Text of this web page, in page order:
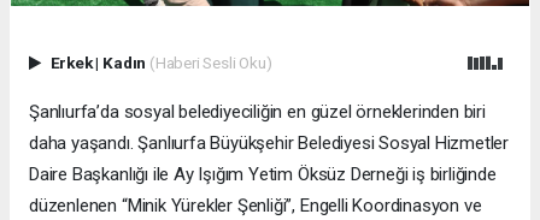
Erkek| Kadın (Haberi Sesli Oku)
Şanlıurfa’da sosyal belediyeciliğin en güzel örneklerinden biri
daha yaşandı. Şanlıurfa Büyükşehir Belediyesi Sosyal Hizmetler
Daire Başkanlığı ile Ay Işığım Yetim Öksüz Derneği iş birliğinde
düzenlenen “Minik Yürekler Şenliği”, Engelli Koordinasyon ve